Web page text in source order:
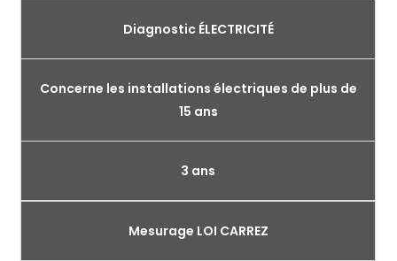
Diagnostic ÉLECTRICITÉ
Concerne les installations électriques de plus de
15 ans
3 ans
Mesurage LOI CARREZ